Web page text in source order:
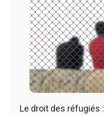
Le droit des réfugiés